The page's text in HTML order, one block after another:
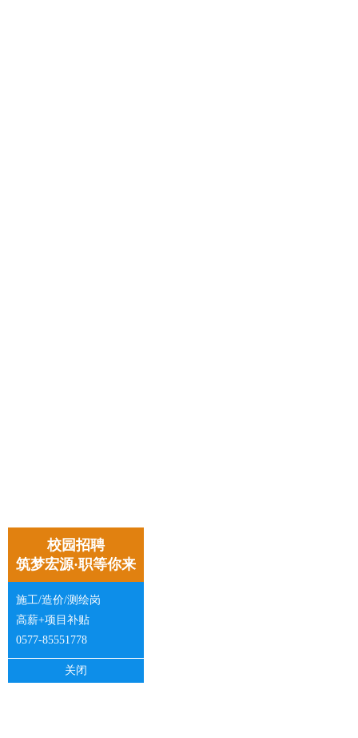
校园招聘
筑梦宏源·职等你来
施工/造价/测绘岗
高薪+项目补贴
0577-85551778
关闭